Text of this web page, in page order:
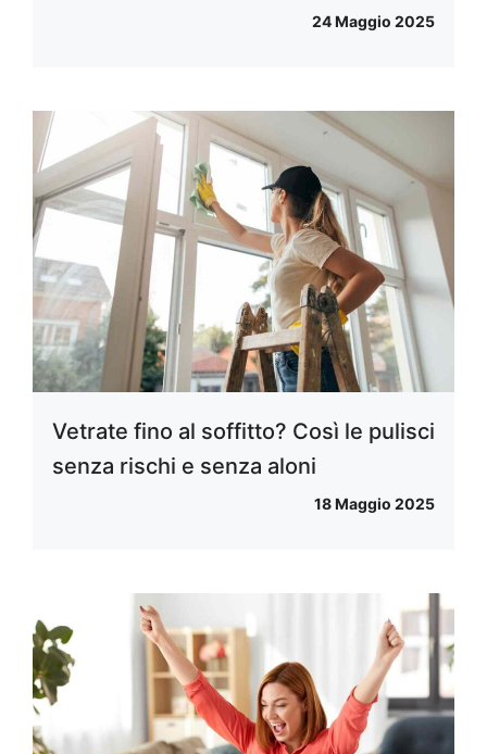
24 Maggio 2025
Vetrate fino al soffitto? Così le pulisci
senza rischi e senza aloni
18 Maggio 2025